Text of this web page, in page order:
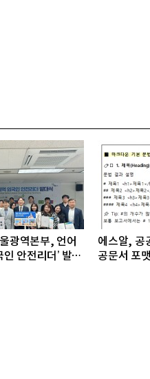
광역본부, 언어
안전리더’ 발대
에스알, 공
공문서 포